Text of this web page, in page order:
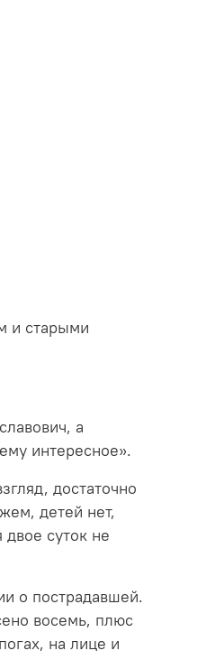
и старыми
а
интересное».
достаточно
детей нет,
суток не
о пострадавшей.
восемь, плюс
на лице и